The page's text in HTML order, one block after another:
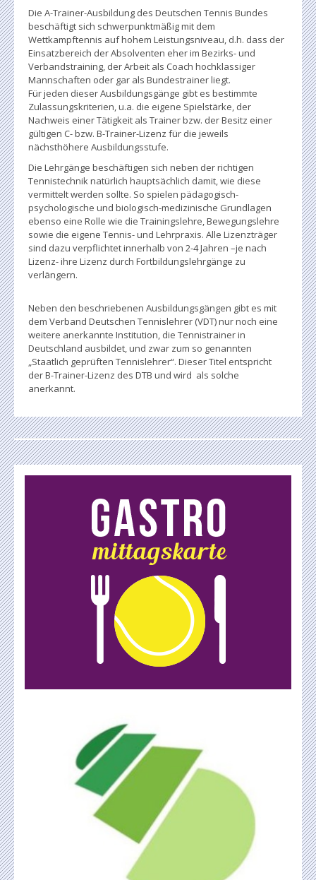
Die A-Trainer-Ausbildung des Deutschen Tennis Bundes
beschäftigt sich schwerpunktmäßig mit dem
Wettkampftennis auf hohem Leistungsniveau, d.h. dass der
Einsatzbereich der Absolventen eher im Bezirks- und
Verbandstraining, der Arbeit als Coach hochklassiger
Mannschaften oder gar als Bundestrainer liegt.
Für jeden dieser Ausbildungsgänge gibt es bestimmte
Zulassungskriterien, u.a. die eigene Spielstärke, der
Nachweis einer Tätigkeit als Trainer bzw. der Besitz einer
gültigen C- bzw. B-Trainer-Lizenz für die jeweils
nächsthöhere Ausbildungsstufe.
Die Lehrgänge beschäftigen sich neben der richtigen
Tennistechnik natürlich hauptsächlich damit, wie diese
vermittelt werden sollte. So spielen pädagogisch-
psychologische und biologisch-medizinische Grundlagen
ebenso eine Rolle wie die Trainingslehre, Bewegungslehre
sowie die eigene Tennis- und Lehrpraxis. Alle Lizenzträger
sind dazu verpflichtet innerhalb von 2-4 Jahren –je nach
Lizenz- ihre Lizenz durch Fortbildungslehrgänge zu
verlängern.
Neben den beschriebenen Ausbildungsgängen gibt es mit
dem Verband Deutschen Tennislehrer (VDT) nur noch eine
weitere anerkannte Institution, die Tennistrainer in
Deutschland ausbildet, und zwar zum so genannten
„Staatlich geprüften Tennislehrer“. Dieser Titel entspricht
der B-Trainer-Lizenz des DTB und wird als solche
anerkannt.